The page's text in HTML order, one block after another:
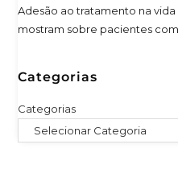
Adesão ao tratamento na
mostram sobre pacientes
Categorias
Categorias